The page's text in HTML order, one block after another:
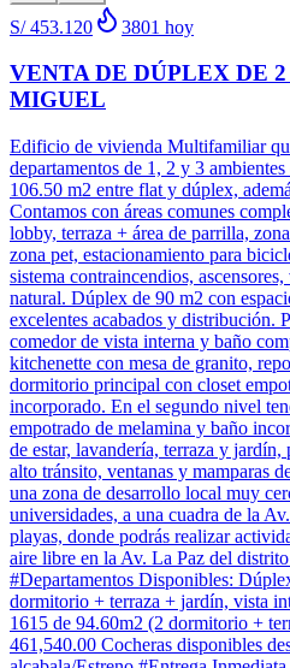
S/ 453.120 3801 hoy
VENTA DE DÚPLEX DE
MIGUEL
Edificio de vivienda Multifamiliar
departamentos de 1, 2 y 3
106.50 m2 entre flat y dúplex,
Contamos con áreas comunes
lobby, terraza + área de parrilla,
zona pet, estacionamiento para
sistema contraincendios,
natural. Dúplex de 90 m2 con
excelentes acabados y distribución.
comedor de vista interna y baño
kitchenette con mesa de granito,
dormitorio principal con closet
incorporado. En el segundo nivel
empotrado de melamina y baño
de estar, lavandería, terraza y
alto tránsito, ventanas y mamparas
una zona de desarrollo local muy
universidades, a una cuadra de la
playas, donde podrás realizar
aire libre en la Av. La Paz del
#Departamentos Disponibles:
dormitorio + terraza + jardín, vista
1615 de 94.60m2 (2 dormitorio +
461,540.00 Cocheras disponibles